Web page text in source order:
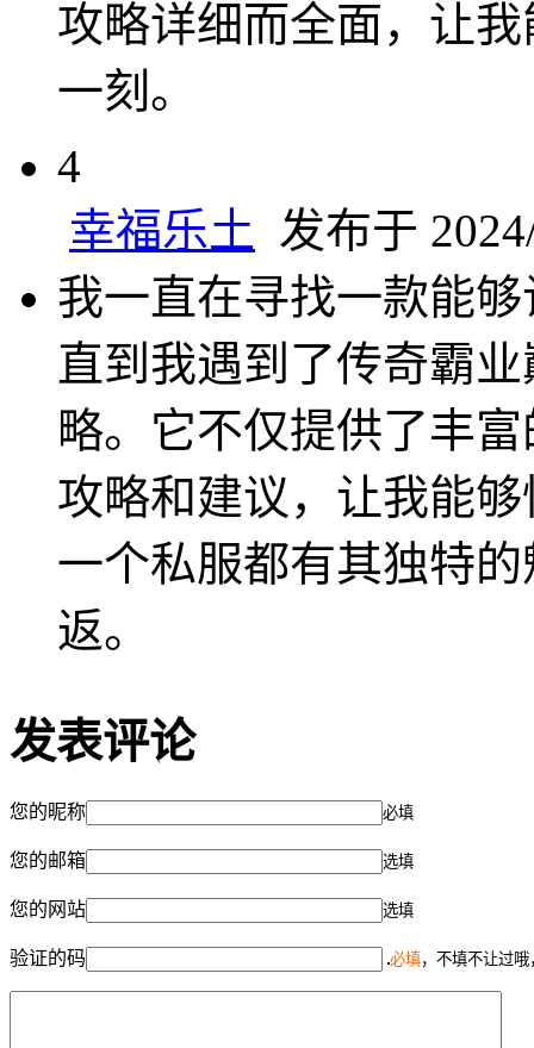
攻略详细而全面，让
一刻。
4
幸福乐土 发布于
我一直在寻找一款能
直到我遇到了传奇霸
略。它不仅提供了丰
攻略和建议，让我能
一个私服都有其独特
返。
发表评论
您的昵称 必填
您的邮箱 选填
您的网站 选填
验证的码 必填，不填不让过